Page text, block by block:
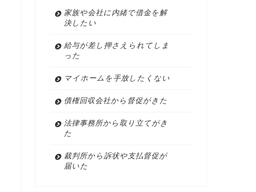
家族や会社に内緒で借金を解
決したい
給与が差し押さえられてしま
った
マイホームを手放したくない
債権回収会社から督促がきた
法律事務所から取り立てがき
た
裁判所から訴状や支払督促が
届いた